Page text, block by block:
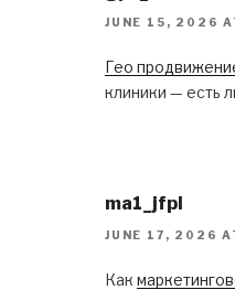
JUNE 15, 2026
Гео
клиники — есть
ma1_jfpl
JUNE 17, 2026
Как